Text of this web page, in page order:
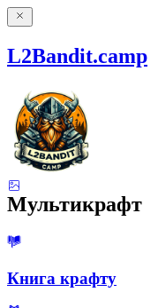
L2Bandit.camp
Мультикрафт
Книга крафту